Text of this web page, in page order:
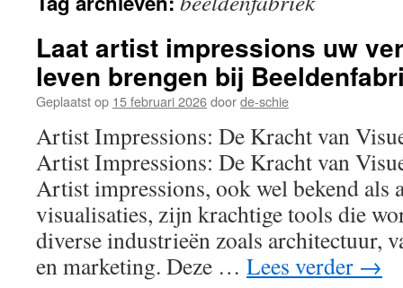
Laat artist impressions uw
leven brengen bij
Geplaatst op 15 februari 2026doorde-schie
Artist Impressions: De Kracht van
Artist Impressions: De Kracht van
Artist impressions, ook wel bekend als
visualisaties, zijn krachtige tools die
diverse industrieën zoals architectuur,
en marketing. Deze … Lees verder →